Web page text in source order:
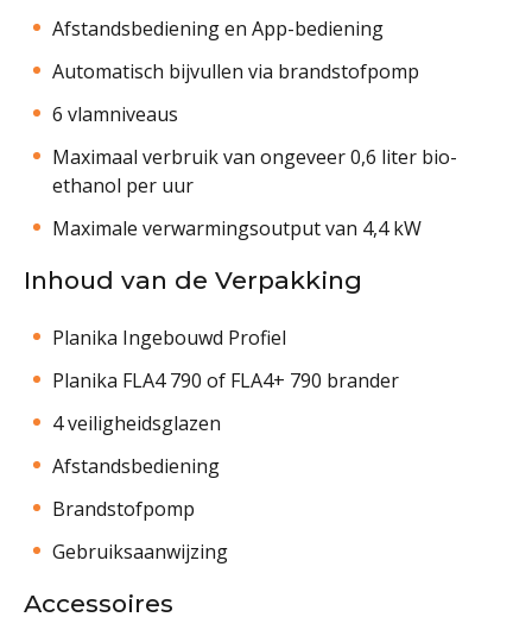
Afstandsbediening en App-bediening
Automatisch bijvullen via brandstofpomp
6 vlamniveaus
Maximaal verbruik van ongeveer 0,6 liter bio-
ethanol per uur
Maximale verwarmingsoutput van 4,4 kW
Inhoud van de Verpakking
Planika Ingebouwd Profiel
Planika FLA4 790 of FLA4+ 790 brander
4 veiligheidsglazen
Afstandsbediening
Brandstofpomp
Gebruiksaanwijzing
Accessoires